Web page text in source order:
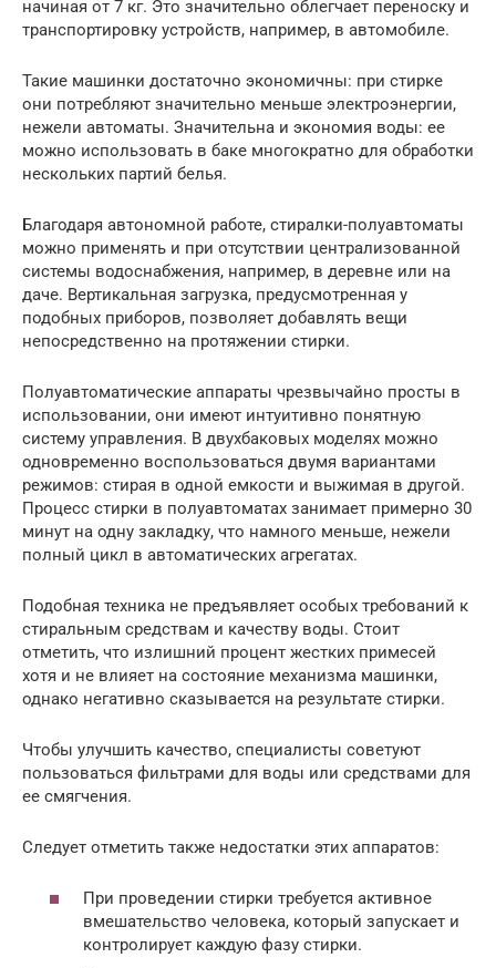
начиная от 7 кг. Это значительно облегчает переноску и
транспортировку устройств, например, в автомобиле.
Такие машинки достаточно экономичны: при стирке
они потребляют значительно меньше электроэнергии,
нежели автоматы. Значительна и экономия воды: ее
можно использовать в баке многократно для обработки
нескольких партий белья.
Благодаря автономной работе, стиралки-полуавтоматы
можно применять и при отсутствии централизованной
системы водоснабжения, например, в деревне или на
даче. Вертикальная загрузка, предусмотренная у
подобных приборов, позволяет добавлять вещи
непосредственно на протяжении стирки.
Полуавтоматические аппараты чрезвычайно просты в
использовании, они имеют интуитивно понятную
систему управления. В двухбаковых моделях можно
одновременно воспользоваться двумя вариантами
режимов: стирая в одной емкости и выжимая в другой.
Процесс стирки в полуавтоматах занимает примерно 30
минут на одну закладку, что намного меньше, нежели
полный цикл в автоматических агрегатах.
Подобная техника не предъявляет особых требований к
стиральным средствам и качеству воды. Стоит
отметить, что излишний процент жестких примесей
хотя и не влияет на состояние механизма машинки,
однако негативно сказывается на результате стирки.
Чтобы улучшить качество, специалисты советуют
пользоваться фильтрами для воды или средствами для
ее смягчения.
Следует отметить также недостатки этих аппаратов:
При проведении стирки требуется активное
вмешательство человека, который запускает и
контролирует каждую фазу стирки.